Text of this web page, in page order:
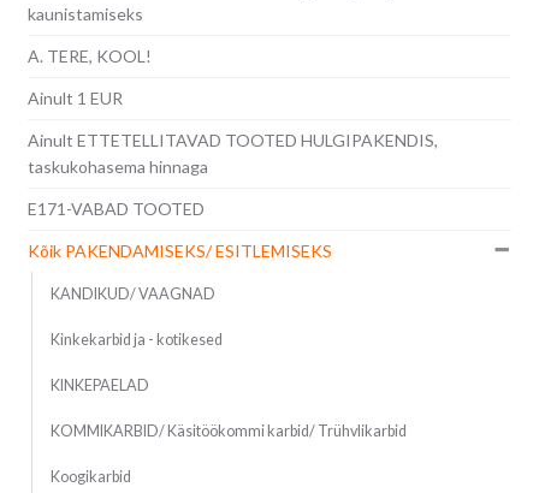
kaunistamiseks
A. TERE, KOOL!
Ainult 1 EUR
Ainult ETTETELLITAVAD TOOTED HULGIPAKENDIS,
taskukohasema hinnaga
E171-VABAD TOOTED
Kõik PAKENDAMISEKS/ ESITLEMISEKS
KANDIKUD/ VAAGNAD
Kinkekarbid ja - kotikesed
KINKEPAELAD
KOMMIKARBID/ Käsitöökommi karbid/ Trühvlikarbid
Koogikarbid